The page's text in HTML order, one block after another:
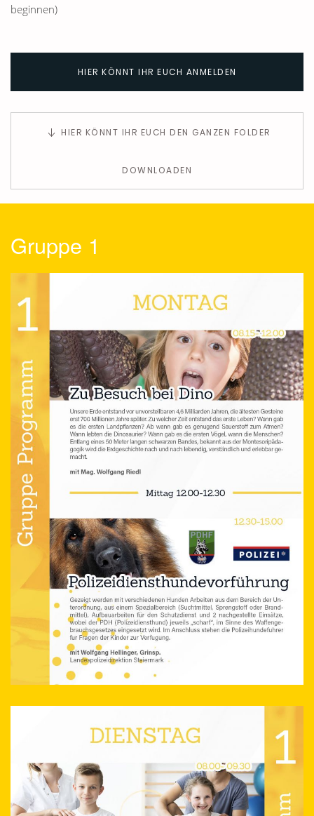
beginnen)
HIER KÖNNT IHR EUCH ANMELDEN
HIER KÖNNT IHR EUCH DEN GANZEN FOLDER
DOWNLOADEN
Gruppe 1